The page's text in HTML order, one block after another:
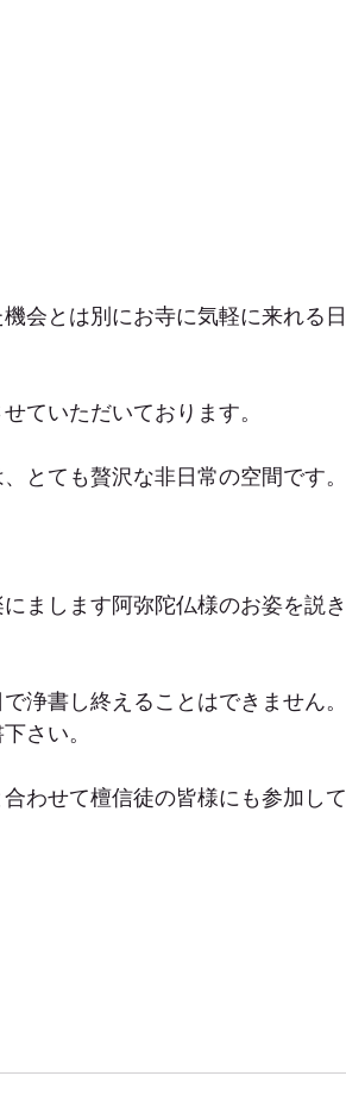
会とは別にお寺に気軽に来れる日
ていただいております。
とても贅沢な非日常の空間です。
まします阿弥陀仏様のお姿を説き
浄書し終えることはできません。
さい。
わせて檀信徒の皆様にも参加して